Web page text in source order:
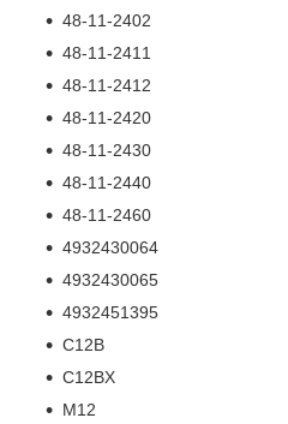
48-11-2402
48-11-2411
48-11-2412
48-11-2420
48-11-2430
48-11-2440
48-11-2460
4932430064
4932430065
4932451395
C12B
C12BX
M12